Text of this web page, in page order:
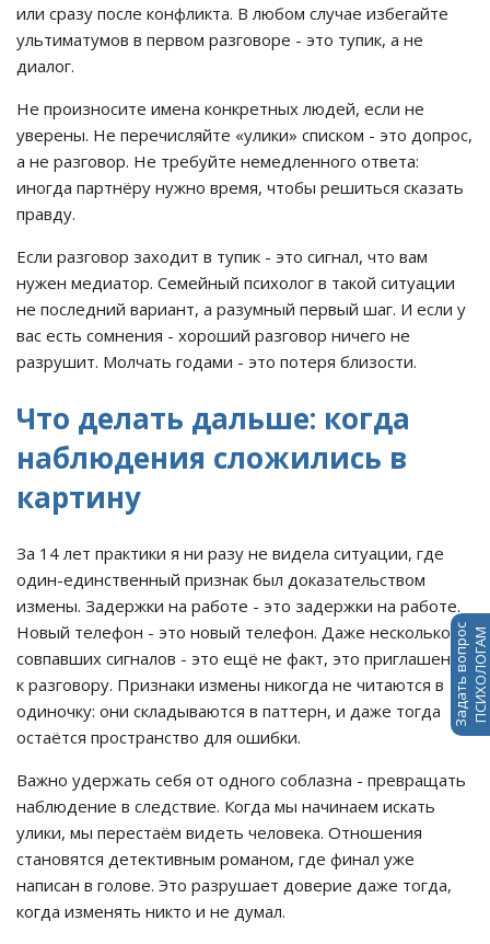
или сразу после конфликта. В любом случае избегайте
ультиматумов в первом разговоре - это тупик, а не
диалог.
Не произносите имена конкретных людей, если не
уверены. Не перечисляйте «улики» списком - это допрос,
а не разговор. Не требуйте немедленного ответа:
иногда партнёру нужно время, чтобы решиться сказать
правду.
Если разговор заходит в тупик - это сигнал, что вам
нужен медиатор. Семейный психолог в такой ситуации
не последний вариант, а разумный первый шаг. И если у
вас есть сомнения - хороший разговор ничего не
разрушит. Молчать годами - это потеря близости.
Что делать дальше: когда
наблюдения сложились в
картину
За 14 лет практики я ни разу не видела ситуации, где
один-единственный признак был доказательством
измены. Задержки на работе - это задержки на работе.
Новый телефон - это новый телефон. Даже несколько
совпавших сигналов - это ещё не факт, это приглашение
к разговору. Признаки измены никогда не читаются в
одиночку: они складываются в паттерн, и даже тогда
остаётся пространство для ошибки.
Важно удержать себя от одного соблазна - превращать
наблюдение в следствие. Когда мы начинаем искать
улики, мы перестаём видеть человека. Отношения
становятся детективным романом, где финал уже
написан в голове. Это разрушает доверие даже тогда,
когда изменять никто и не думал.
Задать вопросПСИХОЛОГАМ